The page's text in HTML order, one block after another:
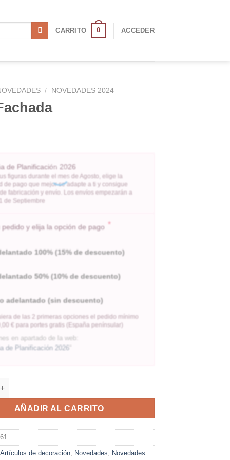
CARRITO 0 ACCEDER
/ NOVEDADES 2024
de Planificación 2026
figuras durante el mes de Agosto, elige la
de pago que mejor se adapte a ti y consigue
fabricación y envío. Los envíos empezarán a
de Septiembre
pedido y elija la opción de pago *
100% (15% de descuento)
50% (10% de descuento)
adelantado (sin descuento)
de las 2 primeras opciones el pedido mínimo
€ para portes gratis (España penínsular)
en apartado de la web:
de Planificación 2026 "
AÑADIR AL CARRITO
Artículos de decoración Novedades
Novedades